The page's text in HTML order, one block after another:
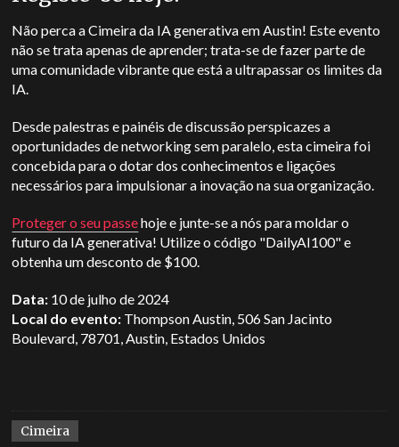
Não perca a Cimeira da IA generativa em Austin! Este evento
não se trata apenas de aprender; trata-se de fazer parte de
uma comunidade vibrante que está a ultrapassar os limites da
IA.
Desde palestras e painéis de discussão perspicazes a
oportunidades de networking sem paralelo, esta cimeira foi
concebida para o dotar dos conhecimentos e ligações
necessários para impulsionar a inovação na sua organização.
Proteger o seu passehoje e junte-se a nós para moldar o
futuro da IA generativa! Utilize o código "DailyAI100" e
obtenha um desconto de $100.
Data: 10 de julho de 2024
Local do evento: Thompson Austin, 506 San Jacinto
Boulevard, 78701, Austin, Estados Unidos
Cimeira